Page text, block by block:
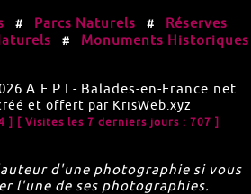
# Parcs Naturels #
Réserves
# Monuments Historiques
A.F.P.I - Balades-en-France.net
et offert par KrisWeb.xyz
] [ Visites les 7 derniers jours : 707 ]
d'une photographie si vous
l'une de ses photographies.